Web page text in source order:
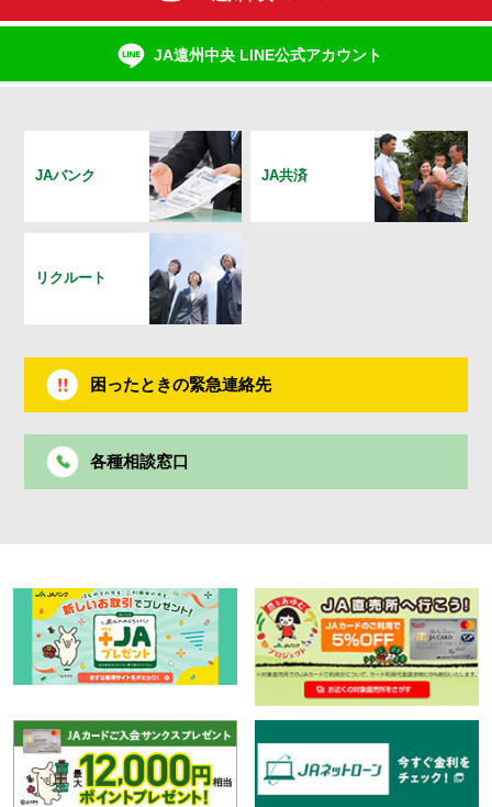
JA遠州中央 LINE公式アカウント
JAバンク JA共済
リクルート
困ったときの緊急連絡先
各種相談窓口